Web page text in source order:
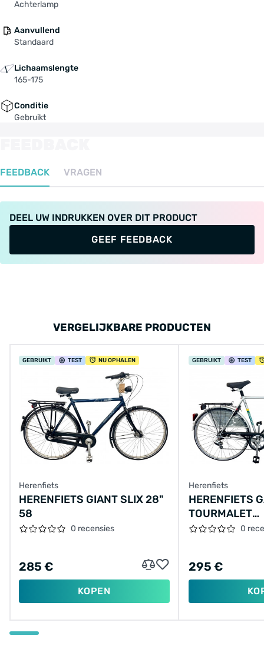
Achterlamp
Aanvullend
Standaard
Lichaamslengte
165-175
Conditie
Gebruikt
FEEDBACK VRAGEN
DEEL UW INDRUKKEN OVER DIT PRODUCT
GEEF FEEDBACK
VERGELIJKBARE PRODUCTEN
GEBRUIKT TEST NU OPHALEN
Herenfiets
HERENFIETS GIANT SLIX 28"
58
0 recensies
285 €
KOPEN
GEBRUIKT TEST
Herenfiets
HERENFIETS
TOURMALET
28"/57CM/0
295 €